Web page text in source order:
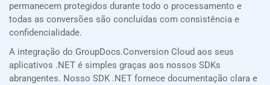
permanecem protegidos durante todo o processamento e
todas as conversões são concluídas com consistência e
confidencialidade.
A integração do GroupDocs.Conversion Cloud aos seus
aplicativos .NET é simples graças aos nossos SDKs
abrangentes. Nosso SDK .NET fornece documentação clara e